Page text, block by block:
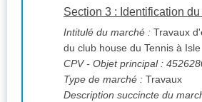
Section 3 : Identification
Intitulé du marché : Travaux
du club house du Tennis à Isle
CPV- Objet principal :
Type de marché : Travaux
Description succincte du